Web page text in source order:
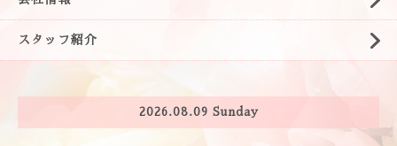
スタッフ紹介
2026.08.09 Sunday